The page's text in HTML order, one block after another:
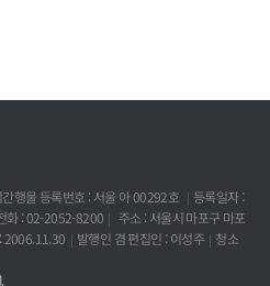
간행물 등록번호 : 서울 아 00292호
등록일자 :
화 : 02-2052-8200
주소 : 서울시 마포구 마포
2006.11.30 발행인 겸 편집인 : 이성주
청소